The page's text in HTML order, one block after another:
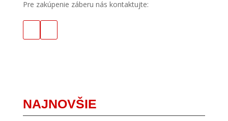
Pre zakúpenie záberu nás kontaktujte:
NAJNOVŠIE